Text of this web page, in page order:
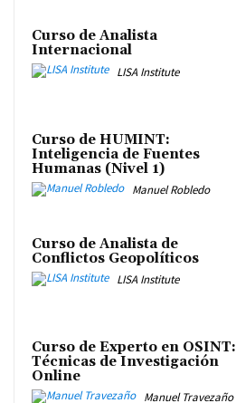
Curso de Analista
Internacional
LISA Institute
Curso de HUMINT:
Inteligencia de Fuentes
Humanas (Nivel 1)
Manuel Robledo
Curso de Analista de
Conflictos Geopolíticos
LISA Institute
Curso de Experto en OSINT:
Técnicas de Investigación
Online
Manuel Travezaño